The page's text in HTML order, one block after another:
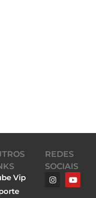
Vip
REDES
SOCIAIS